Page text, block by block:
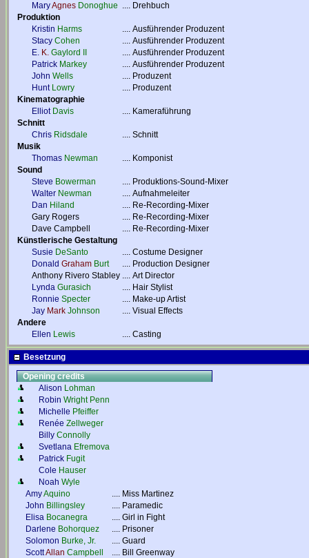
MaryAgnes Donoghue .... Drehbuch
Produktion
Kristin Harms .... Ausführender Produzent
Stacy Cohen .... Ausführender Produzent
E. K. Gaylord II .... Ausführender Produzent
Patrick Markey .... Ausführender Produzent
John Wells .... Produzent
Hunt Lowry .... Produzent
Kinematographie
Elliot Davis .... Kameraführung
Schnitt
Chris Ridsdale .... Schnitt
Musik
Thomas Newman .... Komponist
Sound
Steve Bowerman .... Produktions-Sound-Mixer
Walter Newman .... Aufnahmeleiter
Dan Hiland .... Re-Recording-Mixer
Gary Rogers
.... Re-Recording-Mixer
Dave Campbell
.... Re-Recording-Mixer
Künstlerische Gestaltung
Susie DeSanto .... Costume Designer
Donald Graham Burt .... Production Designer
Anthony Rivero Stabley .... Art Director
Lynda Gurasich .... Hair Stylist
Ronnie Specter .... Make-up Artist
Jay Mark Johnson .... Visual Effects
Andere
Ellen Lewis .... Casting
Besetzung
Opening credits
Alison Lohman
Robin Wright Penn
Michelle Pfeiffer
Renée Zellweger
Billy Connolly
Svetlana Efremova
Patrick Fugit
Cole Hauser
Noah Wyle
AmyAquino .... Miss Martinez
John Billingsley .... Paramedic
Elisa Bocanegra .... Girl in Fight
Darlene Bohorquez .... Prisoner
Solomon Burke, Jr. .... Guard
ScottAllan Campbell .... Bill Greenway